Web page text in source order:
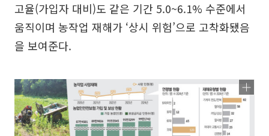
고율(가입자 대비)도 같은 기간 5.0~6.1% 수준에서
움직이며 농작업 재해가 ‘상시 위험’으로 고착화됐음
을 보여준다.